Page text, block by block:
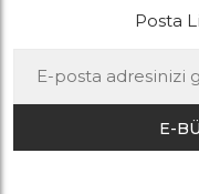
Posta
E-